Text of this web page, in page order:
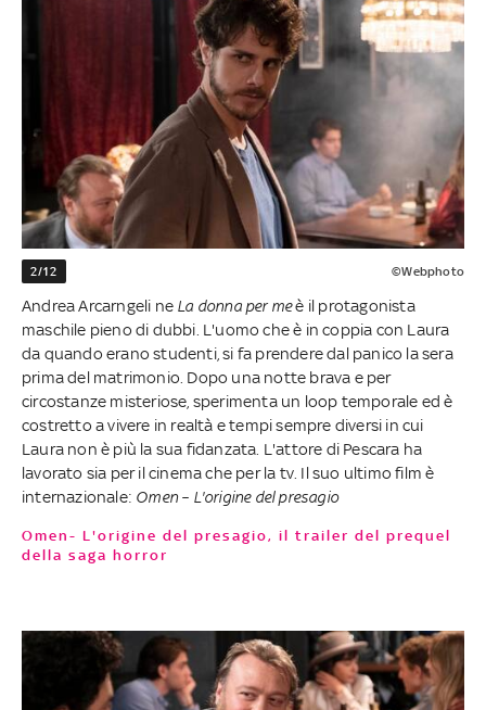
2/12 ©Webphoto
Andrea Arcarngeli ne La donna per meè il protagonista
maschile pieno di dubbi. L'uomo che è in coppia con Laura
da quando erano studenti, si fa prendere dal panico la sera
prima del matrimonio. Dopo una notte brava e per
circostanze misteriose, sperimenta un loop temporale ed è
costretto a vivere in realtà e tempi sempre diversi in cui
Laura non è più la sua fidanzata. L'attore di Pescara ha
lavorato sia per il cinema che per la tv. Il suo ultimo film è
internazionale: Omen – L'origine del presagio
Omen- L'origine del presagio, il trailer del prequel
della saga horror